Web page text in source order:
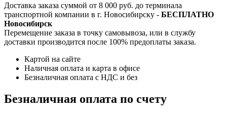
Доставка заказа суммой от 8 000 руб. до терминала
транспортной компании в г. Новосибирску - БЕСПЛАТНО
Новосибирск
Перемещение заказа в точку самовывоза, или в службу
доставки производится после 100% предоплаты заказа.
Картой на сайте
Наличная оплата и карта в офисе
Безналичная оплата с НДС и без
Безналичная оплата по счету